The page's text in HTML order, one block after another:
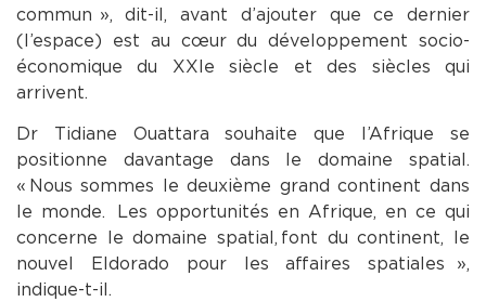
commun », dit-il, avant d’ajouter que ce dernier
(l’espace) est au cœur du développement socio-
économique du XXIe siècle et des siècles qui
arrivent.
Dr Tidiane Ouattara souhaite que l’Afrique se
positionne davantage dans le domaine spatial.
« Nous sommes le deuxième grand continent dans
le monde. Les opportunités en Afrique, en ce qui
concerne le domaine spatial, font du continent, le
nouvel Eldorado pour les affaires spatiales »,
indique-t-il.